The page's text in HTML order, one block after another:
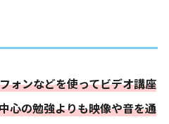
ォンなどを使ってビデオ講座
心の勉強よりも映像や音を通